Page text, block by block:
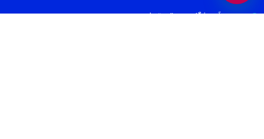
بهترین آموزشگاه موسیقی تهران